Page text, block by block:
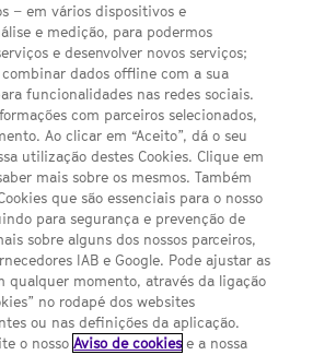
– em vários dispositivos e
e medição, para podermos
e desenvolver novos serviços;
dados offline com a sua
funcionalidades nas redes sociais.
com parceiros selecionados,
Ao clicar em “Aceito”, dá o seu
utilização destes Cookies. Clique em
mais sobre os mesmos. Também
que são essenciais para o nosso
para segurança e prevenção de
sobre alguns dos nossos parceiros,
IAB e Google. Pode ajustar as
qualquer momento, através da ligação
no rodapé dos websites
ou nas definições da aplicação.
o nossoAviso de cookies e a nossa